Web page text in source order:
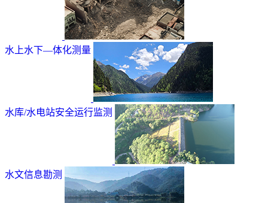
水上水下—体化测量
水库/水电站安全运行监测
水文信息勘测